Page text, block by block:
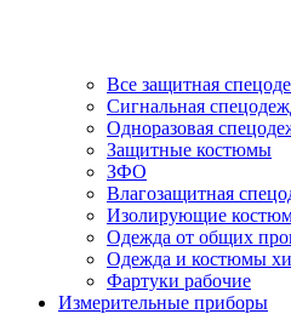
Все защитная
Сигнальная
Одноразовая
Защитные костюмы
ЗФО
Влагозащитная
Изолирующие
Одежда от общих
Одежда и костюмы
Фартуки рабочие
Измерительные приборы